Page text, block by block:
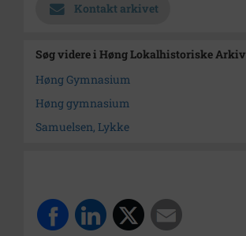
Kontakt arkivet
Søg videre i Høng Lokalhistoriske Arkiv
Høng Gymnasium
Høng gymnasium
Samuelsen, Lykke